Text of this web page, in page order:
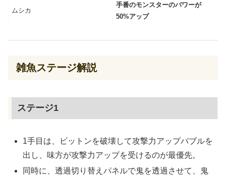
ムシカ
手番のモンスターのパワーが
50%アップ
雑魚ステージ解説
ステージ1
1手目は、ビットンを破壊して攻撃力アップバブルを
出し、味方が攻撃力アップを受けるのが最優先。
同時に、透過切り替えパネルで鬼を透過させて、鬼